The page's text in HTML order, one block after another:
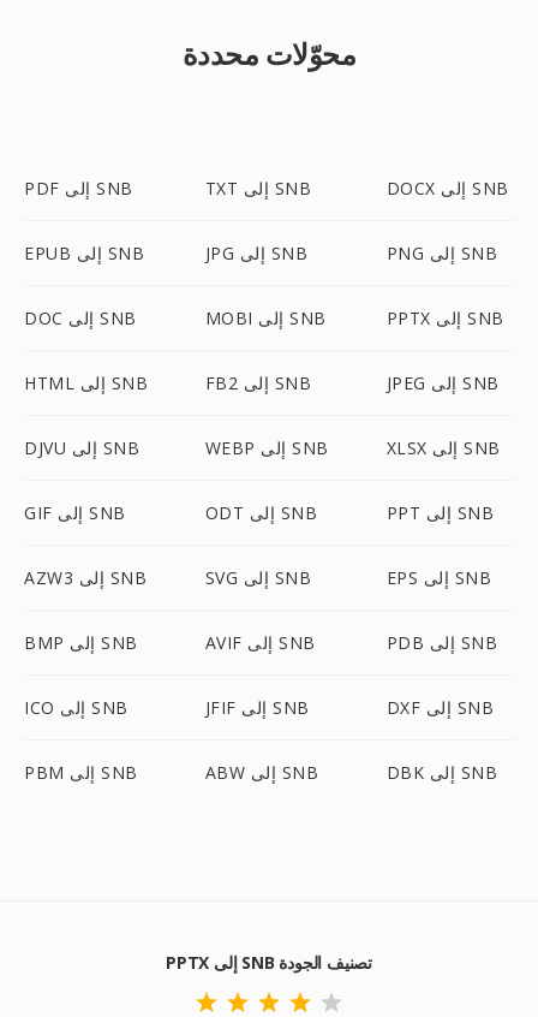
محوّلات محددة
PDF إلى SNB TXT إلى SNB DOCX إلى SNB
EPUB إلى SNB JPG إلى SNB PNG إلى SNB
DOC إلى SNB MOBI إلى SNB PPTX إلى SNB
HTML إلى SNB FB2 إلى SNB JPEG إلى SNB
DJVU إلى SNB WEBP إلى SNB XLSX إلى SNB
GIF إلى SNB ODT إلى SNB PPT إلى SNB
AZW3 إلى SNB SVG إلى SNB EPS إلى SNB
BMP إلى SNB AVIF إلى SNB PDB إلى SNB
ICO إلى SNB JFIF إلى SNB DXF إلى SNB
PBM إلى SNB ABW إلى SNB DBK إلى SNB
PPTX إلى SNB تصنيف الجودة